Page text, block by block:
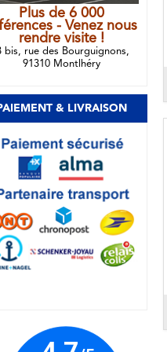
Plus de 6 000
- Venez nous
rendre visite !
bis, rue des Bourguignons,
91310 Montlhéry
& LIVRAISON